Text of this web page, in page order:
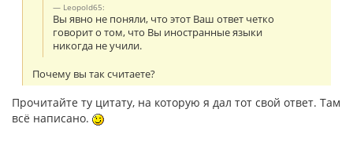
Leopold65:
Вы явно не поняли, что этот Ваш ответ четко
говорит о том, что Вы иностранные языки
никогда не учили.
Почему вы так считаете?
Прочитайте ту цитату, на которую я дал тот свой ответ. Там
всё написано.